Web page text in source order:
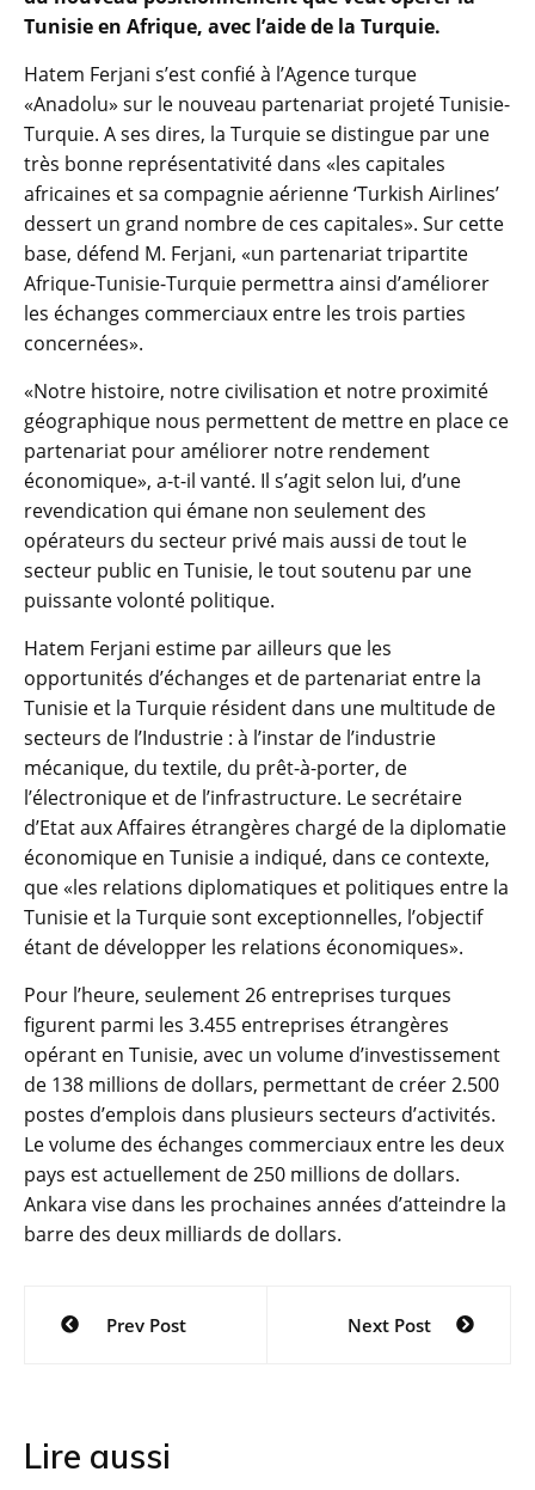
Tunisie en Afrique, avec l’aide de la Turquie.
Hatem Ferjani s’est confié à l’Agence turque
«Anadolu» sur le nouveau partenariat projeté Tunisie-
Turquie. A ses dires, la Turquie se distingue par une
très bonne représentativité dans «les capitales
africaines et sa compagnie aérienne ‘Turkish Airlines’
dessert un grand nombre de ces capitales». Sur cette
base, défend M. Ferjani, «un partenariat tripartite
Afrique-Tunisie-Turquie permettra ainsi d’améliorer
les échanges commerciaux entre les trois parties
concernées».
«Notre histoire, notre civilisation et notre proximité
géographique nous permettent de mettre en place ce
partenariat pour améliorer notre rendement
économique», a-t-il vanté. Il s’agit selon lui, d’une
revendication qui émane non seulement des
opérateurs du secteur privé mais aussi de tout le
secteur public en Tunisie, le tout soutenu par une
puissante volonté politique.
Hatem Ferjani estime par ailleurs que les
opportunités d’échanges et de partenariat entre la
Tunisie et la Turquie résident dans une multitude de
secteurs de l’Industrie : à l’instar de l’industrie
mécanique, du textile, du prêt-à-porter, de
l’électronique et de l’infrastructure. Le secrétaire
d’Etat aux Affaires étrangères chargé de la diplomatie
économique en Tunisie a indiqué, dans ce contexte,
que «les relations diplomatiques et politiques entre la
Tunisie et la Turquie sont exceptionnelles, l’objectif
étant de développer les relations économiques».
Pour l’heure, seulement 26 entreprises turques
figurent parmi les 3.455 entreprises étrangères
opérant en Tunisie, avec un volume d’investissement
de 138 millions de dollars, permettant de créer 2.500
postes d’emplois dans plusieurs secteurs d’activités.
Le volume des échanges commerciaux entre les deux
pays est actuellement de 250 millions de dollars.
Ankara vise dans les prochaines années d’atteindre la
barre des deux milliards de dollars.
Navigation
Prev Post Next Post
Lire aussi